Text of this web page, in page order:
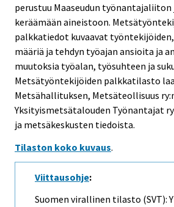
perustuu Maaseudun
keräämään aineistoon.
palkkatiedot kuvaavat
määriä ja tehdyn työajan ansioita ja
muutoksia työalan, työsuhteen ja
Metsätyöntekijöiden palkkatilasto
Metsähallituksen, Metsäteollisuus
Yksityismetsätalouden Työnantajat
ja metsäkeskusten tiedoista.
Tilaston koko kuvaus.
Viittausohje:
Suomen virallinen tilasto (SVT):